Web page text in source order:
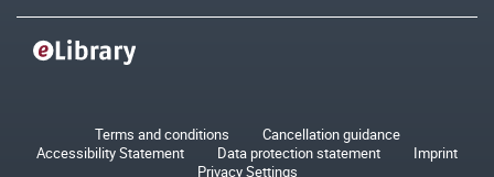
Terms and conditions
Cancellation guidance
Accessibility Statement
Data protection statement
Imprint
Privacy Settings